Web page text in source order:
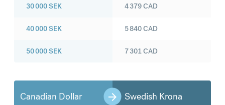
30 000SEK
40 000SEK
50 000SEK
4 379CAD
5 840CAD
7 301CAD
Canadian Dollar Swedish Krona